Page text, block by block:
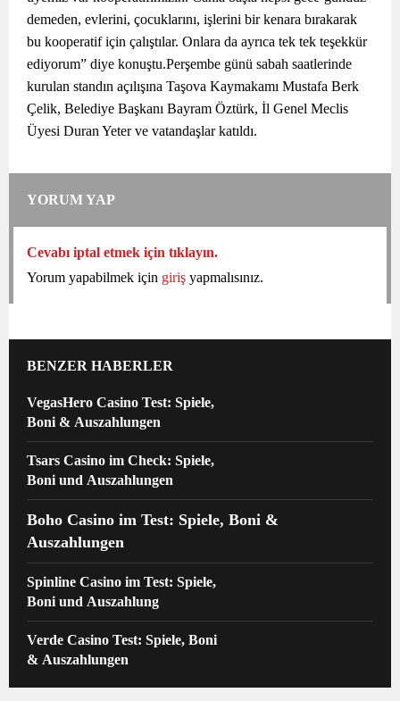
demeden, evlerini, çocuklarını, işlerini bir kenara bırakarak
bu kooperatif için çalıştılar. Onlara da ayrıca tek tek teşekkür
ediyorum” diye konuştu.Perşembe günü sabah saatlerinde
kurulan standın açılışına Taşova Kaymakamı Mustafa Berk
Çelik, Belediye Başkanı Bayram Öztürk, İl Genel Meclis
Üyesi Duran Yeter ve vatandaşlar katıldı.
YORUM YAP
Cevabı iptal etmek için tıklayın.
Yorum yapabilmek için giriş yapmalısınız.
BENZER HABERLER
VegasHero Casino Test: Spiele,
Boni & Auszahlungen
Tsars Casino im Check: Spiele,
Boni und Auszahlungen
Boho Casino im Test: Spiele, Boni &
Auszahlungen
Spinline Casino im Test: Spiele,
Boni und Auszahlung
Verde Casino Test: Spiele, Boni
& Auszahlungen